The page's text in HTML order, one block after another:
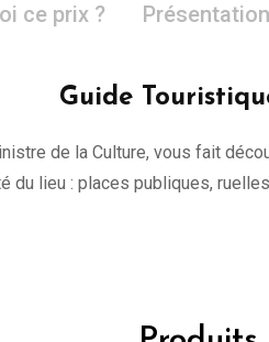
ce prix ?
Guide
de la Culture, vous fait
du lieu : places publiques,